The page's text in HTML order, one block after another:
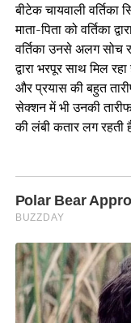
बीटेक चायवाली वर्तिका
माता-पिता को वर्तिका
वर्तिका उनसे अलग सोच
द्वारा भरपूर साथ मिल
और प्रयास की बहुत
सेक्शन में भी उनकी
की लंबी कतार लग रहती